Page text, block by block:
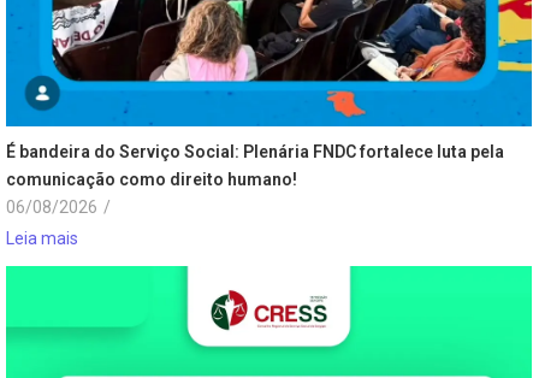
É bandeira do Serviço Social: Plenária FNDC fortalece luta pela
comunicação como direito humano!
06/08/2026 /
Leia mais